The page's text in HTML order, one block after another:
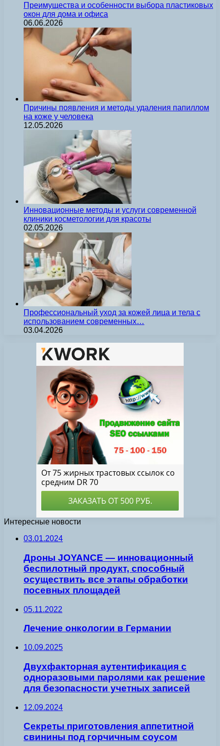
Преимущества и особенности выбора пластиковых
окон для дома и офиса
06.06.2026
Причины появления и методы удаления папиллом
на коже у человека
12.05.2026
Инновационные методы и услуги современной
клиники косметологии для красоты
02.05.2026
Профессиональный уход за кожей лица и тела с
использованием современных…
03.04.2026
Интересные новости
03.01.2024
Дроны JOYANCE — инновационный
беспилотный продукт, способный
осуществить все этапы обработки
посевных площадей
05.11.2022
Лечение онкологии в Германии
10.09.2025
Двухфакторная аутентификация с
одноразовыми паролями как решение
для безопасности учетных записей
12.09.2024
Секреты приготовления аппетитной
свинины под горчичным соусом